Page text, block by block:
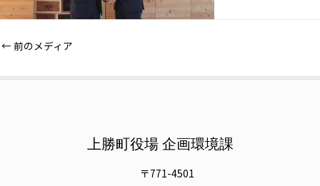
←前のメディア
上勝町役場 企画環境課
〒771-4501